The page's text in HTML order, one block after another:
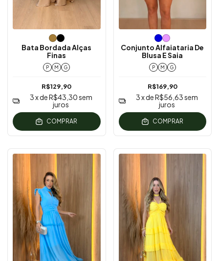
Bata Bordada Alças
Finas
P M G
R$129,90
3x deR$43,30sem
juros
COMPRAR
Conjunto Alfaiataria De
Blusa E Saia
P M G
R$169,90
3x deR$56,63sem
juros
COMPRAR